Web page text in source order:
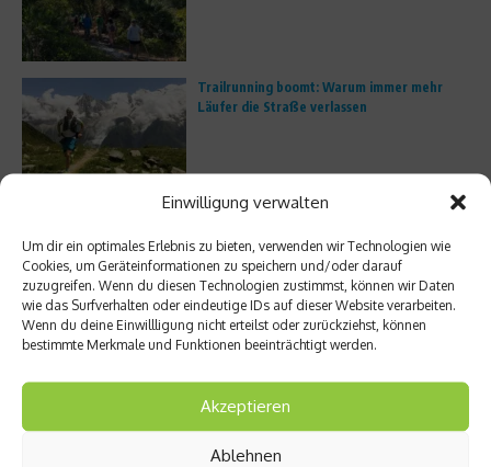
Einwilligung verwalten
Um dir ein optimales Erlebnis zu bieten, verwenden wir Technologien wie
Cookies, um Geräteinformationen zu speichern und/oder darauf
zuzugreifen. Wenn du diesen Technologien zustimmst, können wir Daten
wie das Surfverhalten oder eindeutige IDs auf dieser Website verarbeiten.
Wenn du deine Einwillligung nicht erteilst oder zurückziehst, können
bestimmte Merkmale und Funktionen beeinträchtigt werden.
Akzeptieren
Ablehnen
Trailrunning boomt: Warum immer mehr
Läufer die Straße verlassen
Porsche Escapes – Edler Bildband zu den
Mitten in Miami: Mit dem Kajak durch den